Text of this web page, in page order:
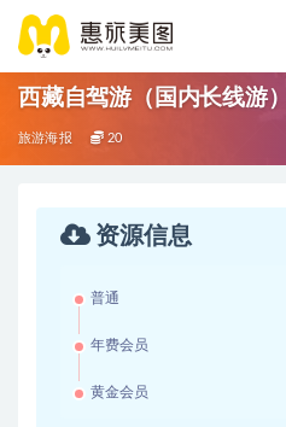
西藏自驾游（国内长线游
旅游海报 20
资源信息
普通
年费会员
黄金会员